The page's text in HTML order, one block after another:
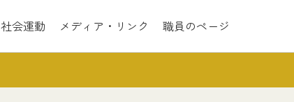
社会運動 メディア・リンク 職員のページ